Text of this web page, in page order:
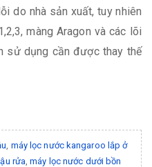
do nhà sản xuất, tuy nhiên
màng Aragon và các lõi
sử dụng cần được thay thế
máy lọc nước kangaroo lắp ở
rửa ,máy lọc nước dưới bồn